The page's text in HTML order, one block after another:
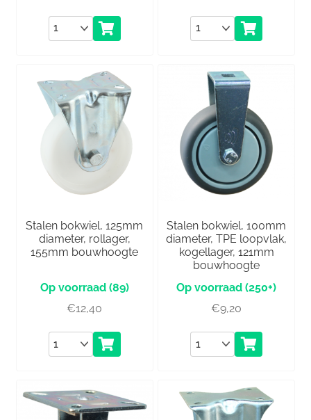
Aantal Aantal
Stalen bokwiel, 125mm
diameter, rollager,
155mm bouwhoogte
(89)
€12,40
Aantal
Stalen bokwiel, 100mm
diameter, TPE loopvlak,
kogellager, 121mm
bouwhoogte
(250+)
€9,20
Aantal